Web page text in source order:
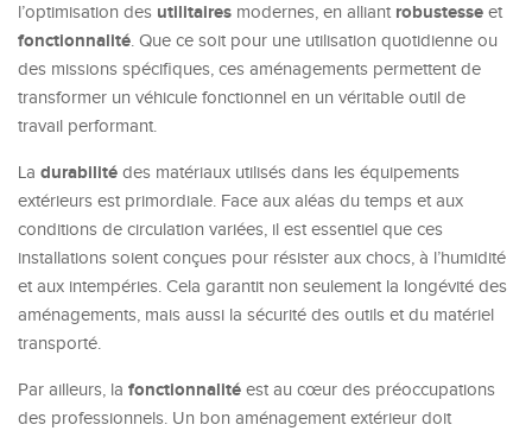
l’optimisation des utilitaires modernes, en alliant robustesse et
fonctionnalité. Que ce soit pour une utilisation quotidienne ou
des missions spécifiques, ces aménagements permettent de
transformer un véhicule fonctionnel en un véritable outil de
travail performant.
La durabilité des matériaux utilisés dans les équipements
extérieurs est primordiale. Face aux aléas du temps et aux
conditions de circulation variées, il est essentiel que ces
installations soient conçues pour résister aux chocs, à l’humidité
et aux intempéries. Cela garantit non seulement la longévité des
aménagements, mais aussi la sécurité des outils et du matériel
transporté.
Par ailleurs, la fonctionnalité est au cœur des préoccupations
des professionnels. Un bon aménagement extérieur doit